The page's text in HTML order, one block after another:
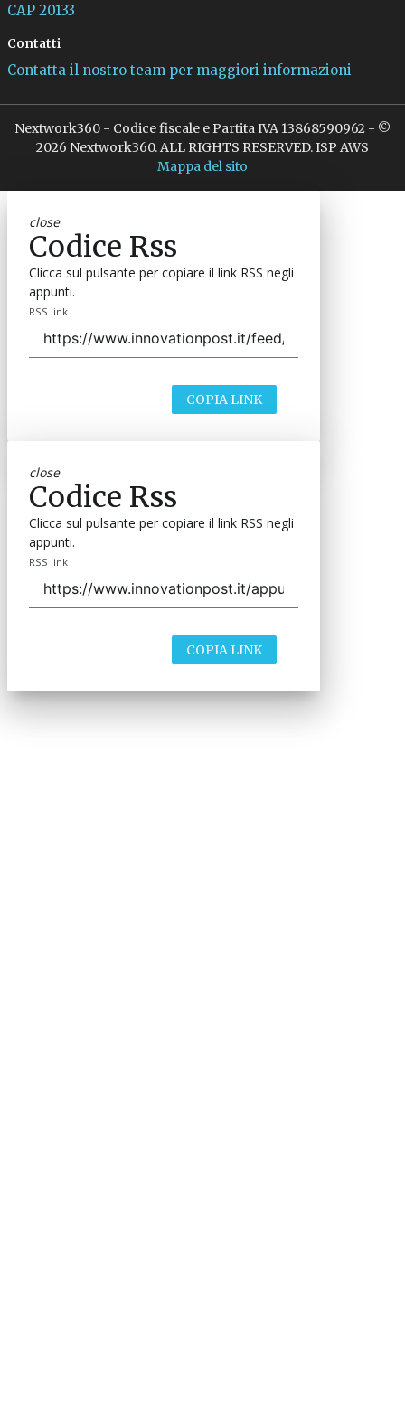
CAP 20133
Contatti
Contatta il nostro team per maggiori informazioni
Nextwork360 - Codice fiscale e Partita IVA 13868590962 - ©
2026 Nextwork360. ALL RIGHTS RESERVED. ISP AWS
Mappa del sito
close
Codice Rss
Clicca sul pulsante per copiare il link RSS negli
appunti.
RSS link
COPIA LINK
close
Codice Rss
Clicca sul pulsante per copiare il link RSS negli
appunti.
RSS link
COPIA LINK